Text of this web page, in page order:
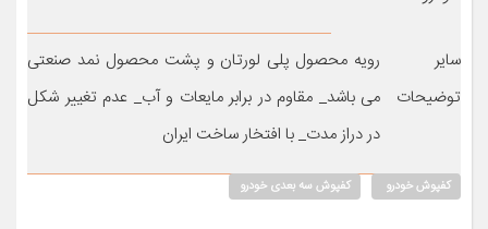
سایر
توضیحات
رویه محصول پلی لورتان و پشت محصول نمد صنعتی
می باشد_ مقاوم در برابر مایعات و آب_ عدم تغییر شکل
در دراز مدت_ با افتخار ساخت ایران
کفپوش خودرو کفپوش سه بعدی خودرو